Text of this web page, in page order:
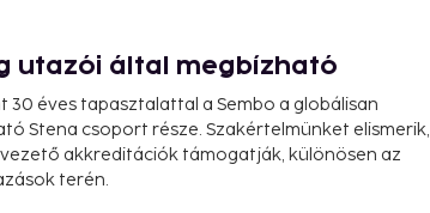
utazói által megbízható
30 éves tapasztalattal a Sembo a globálisan
Stena csoport része. Szakértelmünket elismerik,
akkreditációk támogatják, különösen az
terén.